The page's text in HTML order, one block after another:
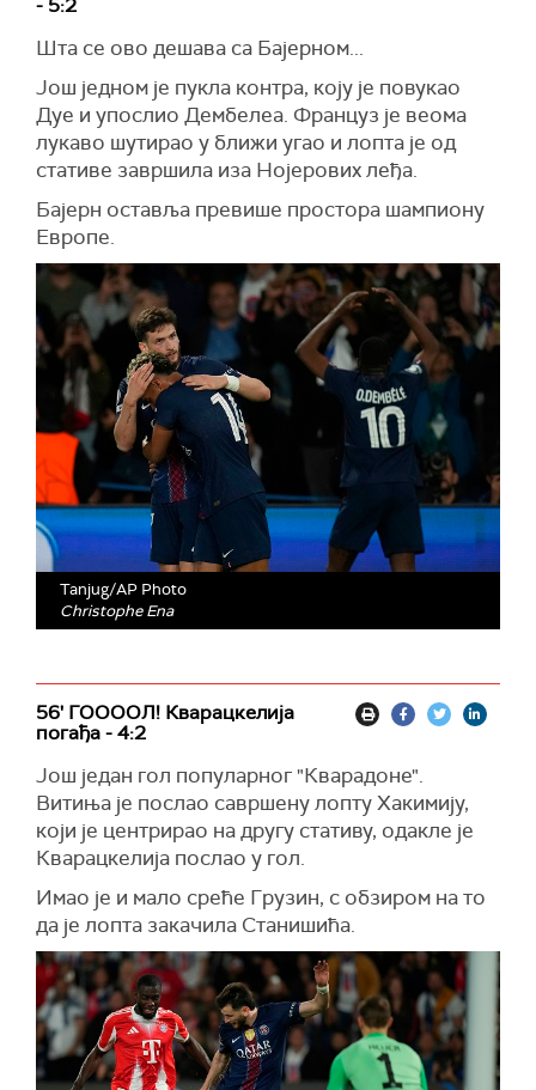
- 5:2
Шта се ово дешава са Бајерном...
Још једном је пукла контра, коју је повукао
Дуе и упослио Дембелеа. Француз је веома
лукаво шутирао у ближи угао и лопта је од
стативе завршила иза Нојерових леђа.
Бајерн оставља превише простора шампиону
Европе.
Tanjug/AP Photo
Christophe Ena
56' ГООООЛ! Кварацкелија
погађа - 4:2
Још један гол популарног "Кварадоне".
Витиња је послао савршену лопту Хакимију,
који је центрирао на другу стативу, одакле је
Кварацкелија послао у гол.
Имао је и мало среће Грузин, с обзиром на то
да је лопта закачила Станишића.